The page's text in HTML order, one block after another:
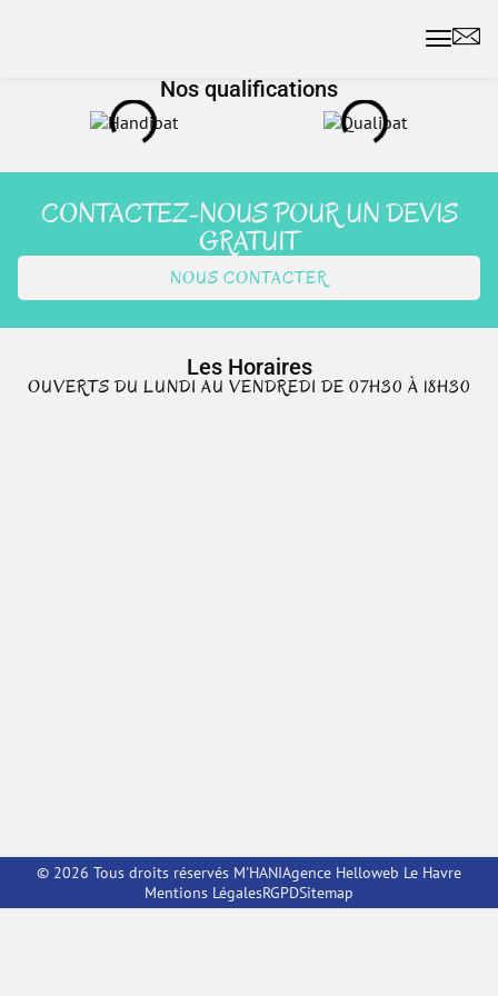
Nos qualifications
CONTACTEZ-NOUS POUR UN DEVIS
GRATUIT
NOUS CONTACTER
Les Horaires
OUVERTS DU LUNDI AU VENDREDI DE 07H30 À 18H30
© 2026 Tous droits réservés M'HANIAgence Helloweb Le Havre
Mentions LégalesRGPDSitemap